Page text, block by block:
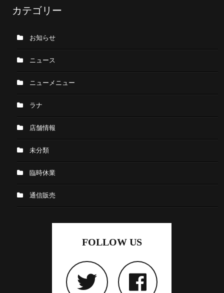
カテゴリー
お知らせ
ニュース
ニューメニュー
ラナ
店舗情報
未分類
臨時休業
通信販売
FOLLOW US